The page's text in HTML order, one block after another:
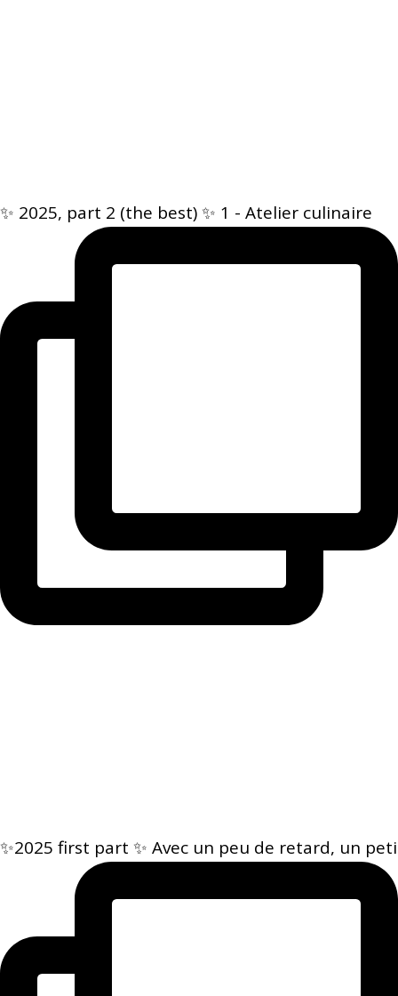
✨ 2025, part 2 (the best) ✨ 1 - Atelier culinaire
✨2025 first part ✨ Avec un peu de retard, un peti